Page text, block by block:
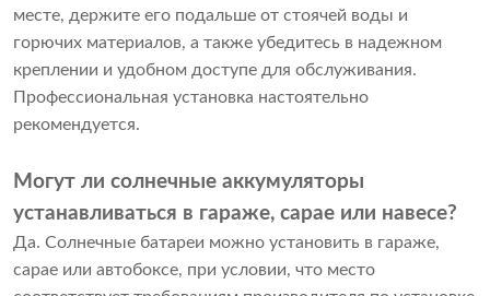
месте, держите его подальше от стоячей воды и
горючих материалов, а также убедитесь в надежном
креплении и удобном доступе для обслуживания.
Профессиональная установка настоятельно
рекомендуется.
Могут ли солнечные аккумуляторы
устанавливаться в гараже, сарае или навесе?
Да. Солнечные батареи можно установить в гараже,
сарае или автобоксе, при условии, что место